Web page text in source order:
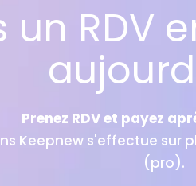
un RDV
Prenez RDV et payez
Keepnew s'effectue sur
(pro).